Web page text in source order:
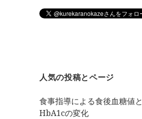
人気の投稿とページ
食事指導による食後血糖値と
HbA1cの変化